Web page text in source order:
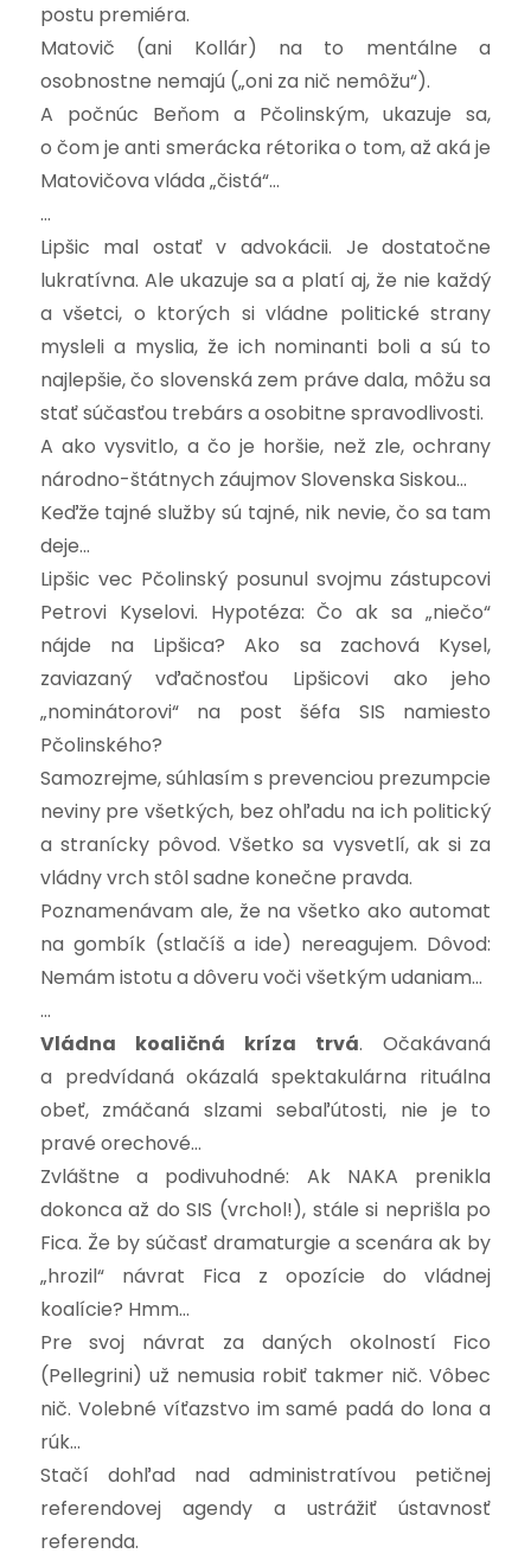
postu premiéra.
Matovič (ani Kollár) na to mentálne a
osobnostne nemajú („oni za nič nemôžu“).
A počnúc Beňom a Pčolinským, ukazuje sa,
o čom je anti smerácka rétorika o tom, až aká je
Matovičova vláda „čistá“…
…
Lipšic mal ostať v advokácii. Je dostatočne
lukratívna. Ale ukazuje sa a platí aj, že nie každý
a všetci, o ktorých si vládne politické strany
mysleli a myslia, že ich nominanti boli a sú to
najlepšie, čo slovenská zem práve dala, môžu sa
stať súčasťou trebárs a osobitne spravodlivosti.
A ako vysvitlo, a čo je horšie, než zle, ochrany
národno-štátnych záujmov Slovenska Siskou…
Keďže tajné služby sú tajné, nik nevie, čo sa tam
deje…
Lipšic vec Pčolinský posunul svojmu zástupcovi
Petrovi Kyselovi. Hypotéza: Čo ak sa „niečo“
nájde na Lipšica? Ako sa zachová Kysel,
zaviazaný vďačnosťou Lipšicovi ako jeho
„nominátorovi“ na post šéfa SIS namiesto
Pčolinského?
Samozrejme, súhlasím s prevenciou prezumpcie
neviny pre všetkých, bez ohľadu na ich politický
a stranícky pôvod. Všetko sa vysvetlí, ak si za
vládny vrch stôl sadne konečne pravda.
Poznamenávam ale, že na všetko ako automat
na gombík (stlačíš a ide) nereagujem. Dôvod:
Nemám istotu a dôveru voči všetkým udaniam…
…
Vládna koaličná kríza trvá. Očakávaná
a predvídaná okázalá spektakulárna rituálna
obeť, zmáčaná slzami sebaľútosti, nie je to
pravé orechové…
Zvláštne a podivuhodné: Ak NAKA prenikla
dokonca až do SIS (vrchol!), stále si neprišla po
Fica. Že by súčasť dramaturgie a scenára ak by
„hrozil“ návrat Fica z opozície do vládnej
koalície? Hmm…
Pre svoj návrat za daných okolností Fico
(Pellegrini) už nemusia robiť takmer nič. Vôbec
nič. Volebné víťazstvo im samé padá do lona a
rúk…
Stačí dohľad nad administratívou petičnej
referendovej agendy a ustrážiť ústavnosť
referenda.